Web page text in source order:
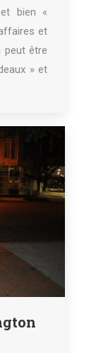
bien «
et
peut être
» et